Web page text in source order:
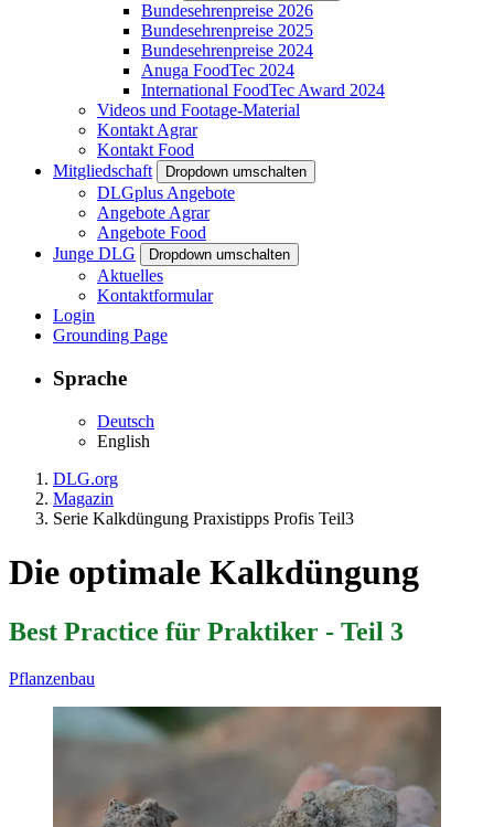
Bundesehrenpreise 2026
Bundesehrenpreise 2025
Bundesehrenpreise 2024
Anuga FoodTec 2024
International FoodTec Award 2024
Videos und Footage-Material
Kontakt Agrar
Kontakt Food
Mitgliedschaft
Dropdown umschalten
DLGplus Angebote
Angebote Agrar
Angebote Food
Junge DLG
Dropdown umschalten
Aktuelles
Kontaktformular
Login
Grounding Page
Sprache
Deutsch
English
DLG.org
Magazin
Serie Kalkdüngung Praxistipps Profis Teil3
Die optimale Kalkdüngung
Best Practice für Praktiker - Teil 3
Pflanzenbau